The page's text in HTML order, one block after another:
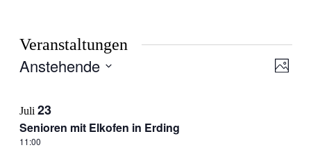
Veranstaltungen
Foto
Anstehende
of
Veranstaltungen
Juli 23
Senioren mit Elkofen in Erding
11:00